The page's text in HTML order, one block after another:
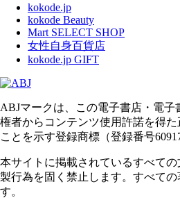
kokode.jp
kokode Beauty
Mart SELECT SHOP
女性自身百貨店
kokode.jp GIFT
ABJマークは、この電子書店・電
権者からコンテンツ使用許諾を得
ことを示す登録商標（登録番号
本サイトに掲載されているすべて
製行為を固く禁止します。すべて
す。